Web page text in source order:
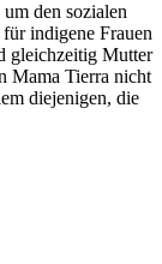
den sozialen
indigene Frauen
gleichzeitig Mutter
Mama Tierra nicht
diejenigen, die